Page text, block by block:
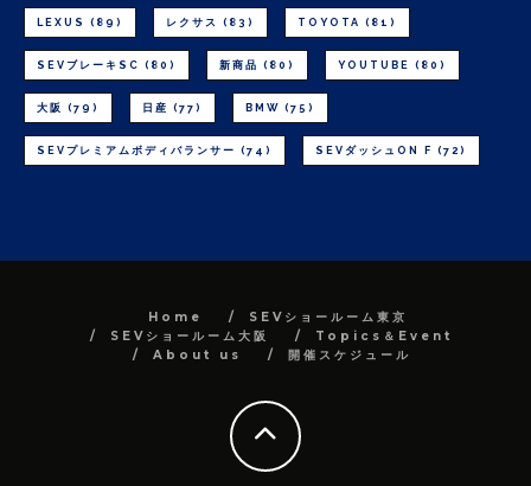
LEXUS (89) レクサス (83) TOYOTA (81)
SEVブレーキSC (80) 新商品 (80) YOUTUBE (80)
大阪 (79) 日産 (77) BMW (75)
SEVプレミアムボディバランサー (74) SEVダッシュON F (72)
Home
SEVショールーム東京
SEVショールーム大阪
Topics＆Event
About us
開催スケジュール